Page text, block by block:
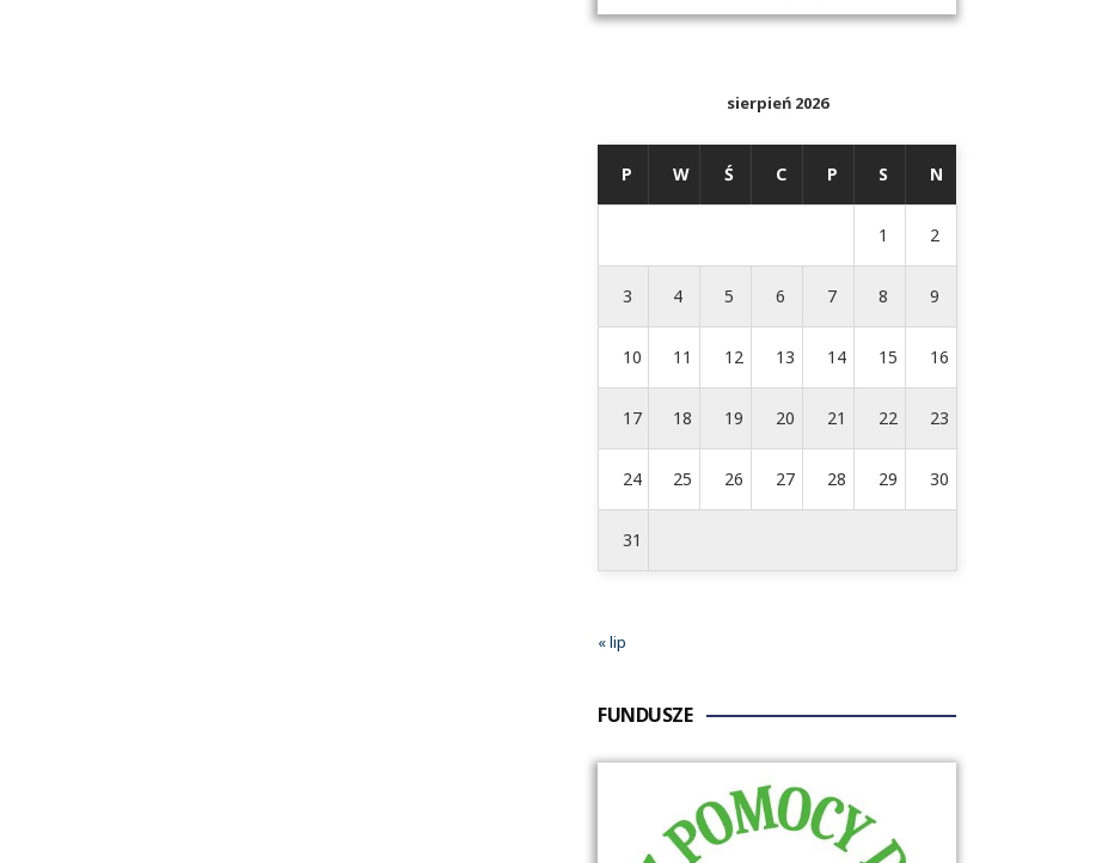
sierpień 2026
P W Ś C P S N
1 2
3 4 5 6 7 8 9
10 11 12 13 14 15 16
17 18 19 20 21 22 23
24 25 26 27 28 29 30
31
« lip
FUNDUSZE